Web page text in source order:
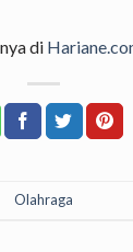
di
Olahraga